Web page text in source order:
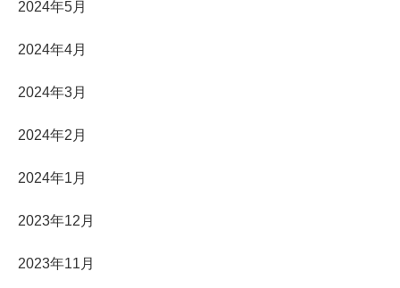
2024年5月
2024年4月
2024年3月
2024年2月
2024年1月
2023年12月
2023年11月